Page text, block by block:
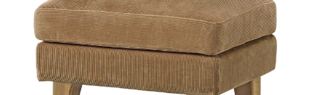
カーテン
ラグ
ファブリック雑貨